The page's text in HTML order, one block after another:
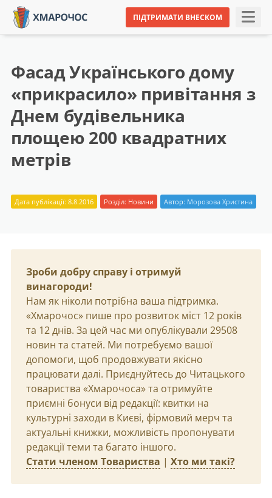
ПІДТРИМАТИ ВНЕСКОМ
Фасад Українського дому
«прикрасило» привітання з
Днем будівельника
площею 200 квадратних
метрів
Дата публікації: 8.8.2016 Розділ: Новини Автор: Морозова Христина
Зроби добру справу і отримуй
винагороди!
Нам як ніколи потрібна ваша підтримка.
«Хмарочос» пише про розвиток міст 12 років
та 12 днів. За цей час ми опублікували 29508
новин та статей. Ми потребуємо вашої
допомоги, щоб продовжувати якісно
працювати далі. Приєднуйтесь до Читацького
товариства «Хмарочоса» та отримуйте
приємні бонуси від редакції: квитки на
культурні заходи в Києві, фірмовий мерч та
актуальні книжки, можливість пропонувати
редакції теми та багато іншого.
Стати членом Товариства | Хто ми такі?